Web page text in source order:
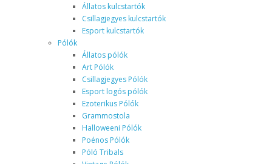
Állatos kulcstartók
Csillagjegyes kulcstartók
Esport kulcstartók
Pólók
Állatos pólók
Art Pólók
Csillagjegyes Pólók
Esport logós pólók
Ezoterikus Pólók
Grammostola
Halloweeni Pólók
Poénos Pólók
Póló Tribals